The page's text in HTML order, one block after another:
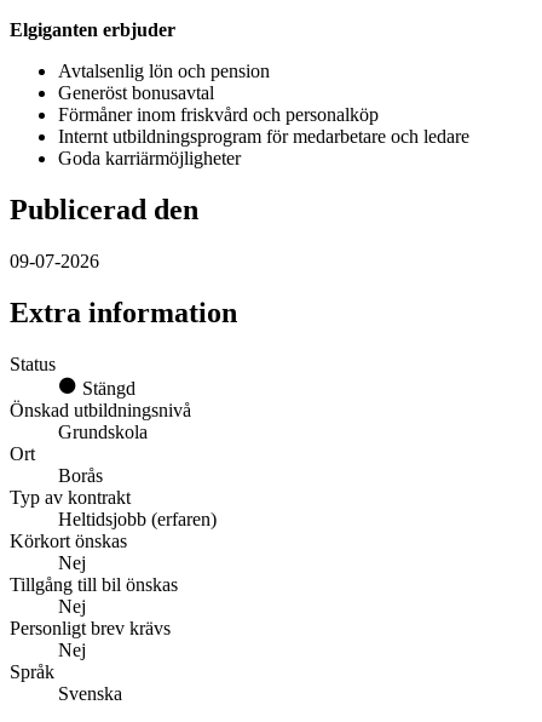
Elgiganten erbjuder
Avtalsenlig lön och pension
Generöst bonusavtal
Förmåner inom friskvård och personalköp
Internt utbildningsprogram för medarbetare och ledare
Goda karriärmöjligheter
Publicerad den
09-07-2026
Extra information
Status
Stängd
Önskad utbildningsnivå
Grundskola
Ort
Borås
Typ av kontrakt
Heltidsjobb (erfaren)
Körkort önskas
Nej
Tillgång till bil önskas
Nej
Personligt brev krävs
Nej
Språk
Svenska